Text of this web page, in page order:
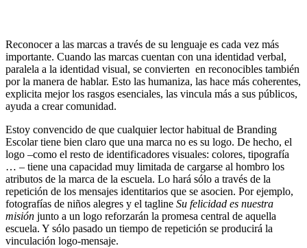
Reconocer a las marcas a través de su lenguaje es cada vez más
importante. Cuando las marcas cuentan con una identidad verbal,
paralela a la identidad visual, se convierten en reconocibles también
por la manera de hablar. Esto las humaniza, las hace más coherentes,
explicita mejor los rasgos esenciales, las vincula más a sus públicos,
ayuda a crear comunidad.
Estoy convencido de que cualquier lector habitual de Branding
Escolar tiene bien claro que una marca no es su logo. De hecho, el
logo –como el resto de identificadores visuales: colores, tipografía
… – tiene una capacidad muy limitada de cargarse al hombro los
atributos de la marca de la escuela. Lo hará sólo a través de la
repetición de los mensajes identitarios que se asocien. Por ejemplo,
fotografías de niños alegres y el tagline Su felicidad es nuestra
misión junto a un logo reforzarán la promesa central de aquella
escuela. Y sólo pasado un tiempo de repetición se producirá la
vinculación logo-mensaje.